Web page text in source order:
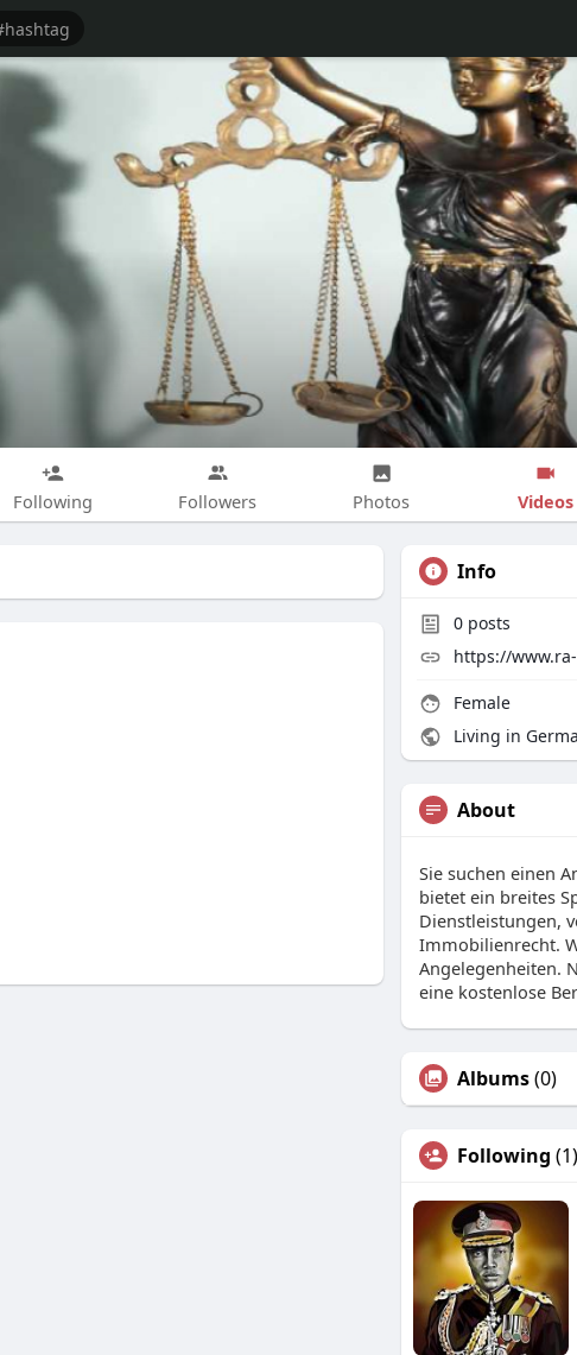
Following Followers Photos Videos
Info
0 posts
https://
Female
Living in
About
Sie suchen einen
bietet ein breites
Dienstleistungen,
Immobilienrecht.
Angelegenheiten.
eine kostenlose
Albums(0)
Following (1)